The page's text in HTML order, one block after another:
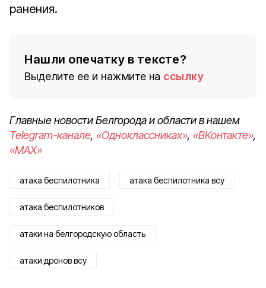
ранения.
Нашли опечатку в тексте?
Выделите ее и нажмите на ссылку
Главные новости Белгорода и области в нашем
Telegram-канале, «Одноклассниках», «ВКонтакте»,
«MAX»
атака беспилотника атака беспилотника всу
атака беспилотников
атаки на белгородскую область
атаки дронов всу